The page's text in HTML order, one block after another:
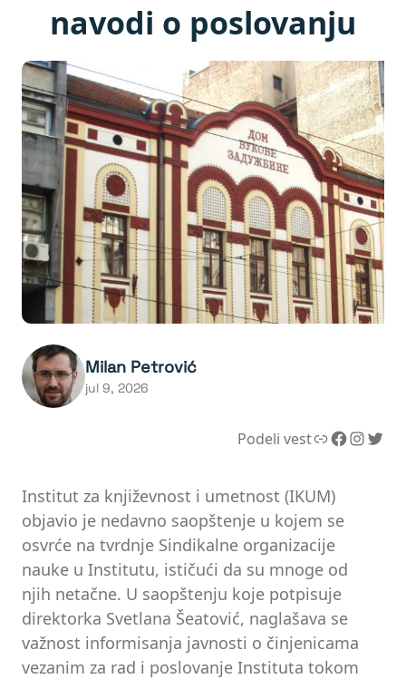
navodi o poslovanju
Milan Petrović
jul 9, 2026
Podeli vestLink Facebook InstagramTwitter
Institut za književnost i umetnost (IKUM)
objavio je nedavno saopštenje u kojem se
osvrće na tvrdnje Sindikalne organizacije
nauke u Institutu, ističući da su mnoge od
njih netačne. U saopštenju koje potpisuje
direktorka Svetlana Šeatović, naglašava se
važnost informisanja javnosti o činjenicama
vezanim za rad i poslovanje Instituta tokom